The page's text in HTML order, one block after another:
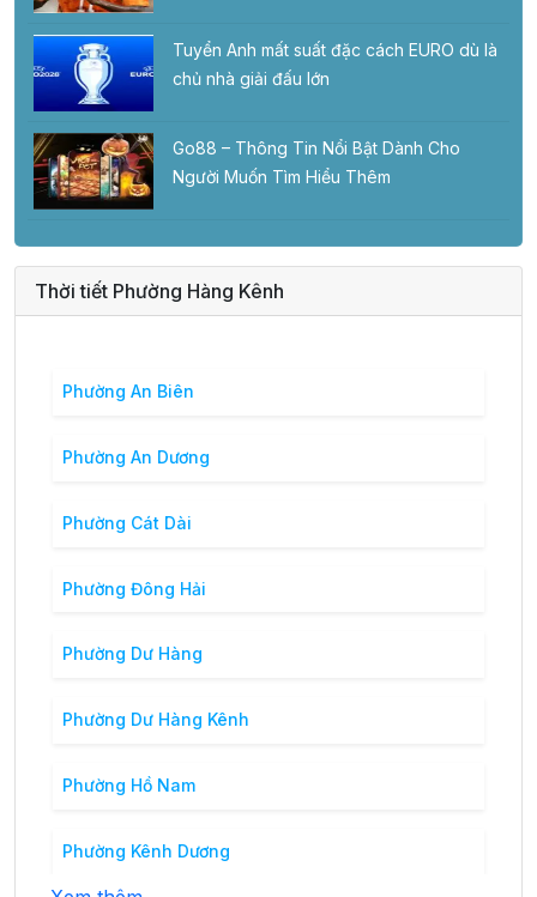
Tuyển Anh mất suất đặc cách EURO dù là
chủ nhà giải đấu lớn
Go88 – Thông Tin Nổi Bật Dành Cho
Người Muốn Tìm Hiểu Thêm
Thời tiết Phường Hàng Kênh
Phường An Biên
Phường An Dương
Phường Cát Dài
Phường Đông Hải
Phường Dư Hàng
Phường Dư Hàng Kênh
Phường Hồ Nam
Phường Kênh Dương